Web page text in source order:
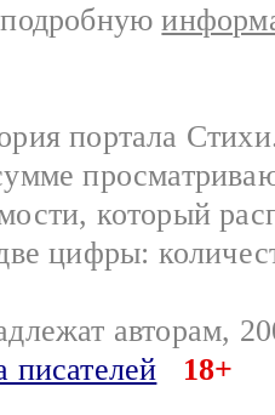
подробную
портала
который
цифры:
авторам,
писателей
18+